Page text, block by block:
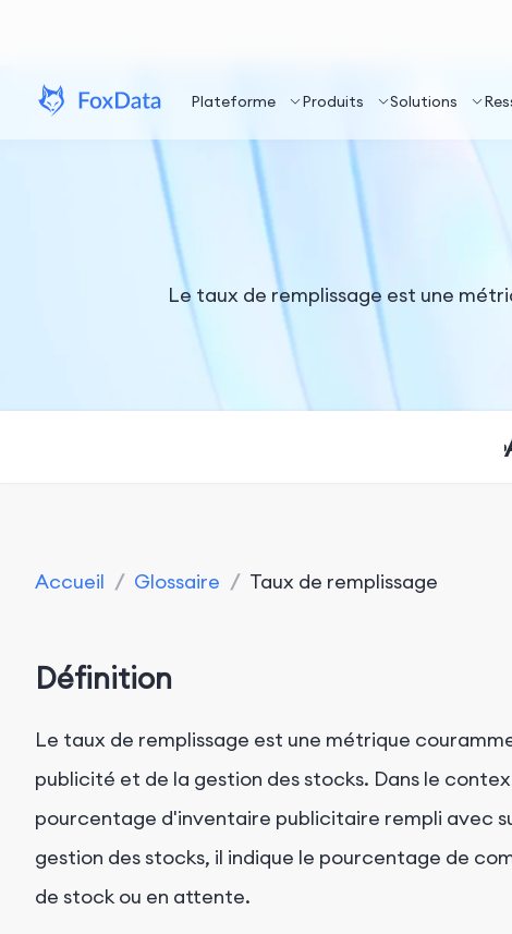
Plateforme Produits Solutions
Le taux de remplissage est une
Accueil / Glossaire / Taux de remplissage
Définition
Le taux de remplissage est une métrique
publicité et de la gestion des stocks. Dans le
pourcentage d'inventaire publicitaire rempli avec
gestion des stocks, il indique le pourcentage de
de stock ou en attente.